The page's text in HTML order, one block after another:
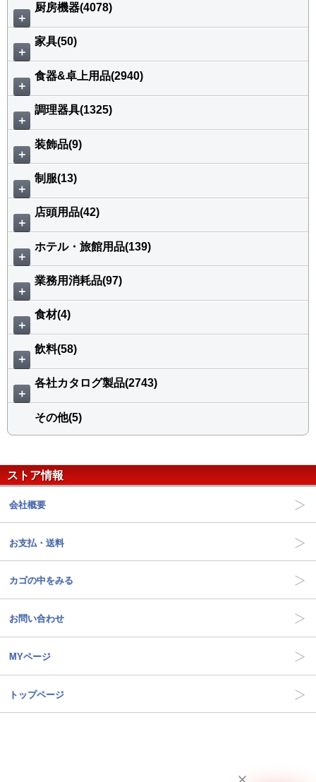
＋
厨房機器(4078)
＋
家具(50)
＋
食器&卓上用品(2940)
＋
調理器具(1325)
＋
装飾品(9)
＋
制服(13)
＋
店頭用品(42)
＋
ホテル・旅館用品(139)
＋
業務用消耗品(97)
＋
食材(4)
＋
飲料(58)
＋
各社カタログ製品(2743)
その他(5)
ストア情報
会社概要
お支払・送料
カゴの中をみる
お問い合わせ
MYページ
トップページ